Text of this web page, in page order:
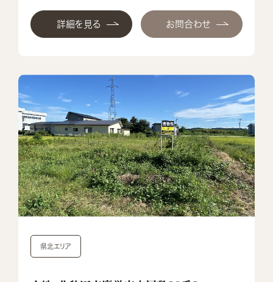
詳細を見る お問合わせ
県北エリア